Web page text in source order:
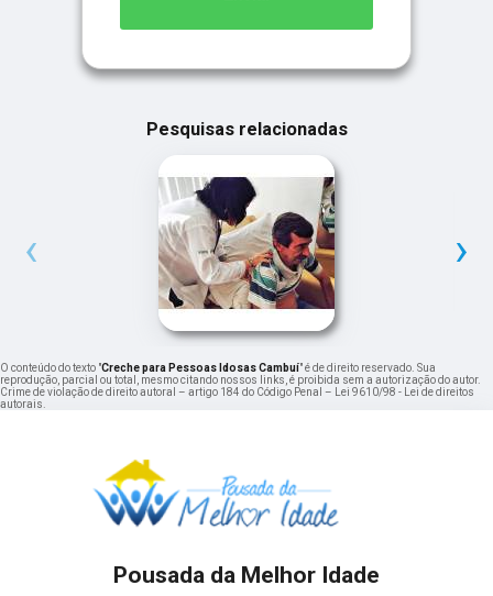
Pesquisas relacionadas
‹ ›
O conteúdo do texto "Creche para Pessoas Idosas Cambuí" é de direito reservado. Sua
reprodução, parcial ou total, mesmo citando nossos links, é proibida sem a autorização do autor.
Crime de violação de direito autoral – artigo 184 do Código Penal – Lei 9610/98 - Lei de direitos
autorais.
Pousada da Melhor Idade